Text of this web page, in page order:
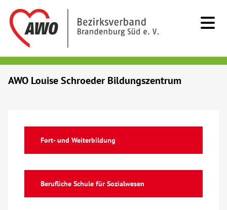
Menschen mit Behinderung
Begegnung
AWO Louise Schroeder Bildungszentrum
Fort- und Weiterbildung
Berufliche Schule für Sozialwesen